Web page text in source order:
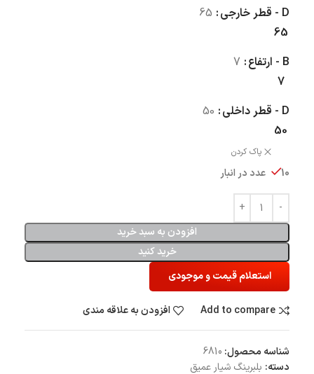
D - قطر خارجی
65
65
B - ارتفاع
7
7
D - قطر داخلی
50
50
پاک کردن
10 عدد در انبار
افزودن به سبد خرید
خرید کنید
استعلام قیمت و موجودی
Add to compare افزودن به علاقه مندی
شناسه محصول: 6810
دسته: بلبرینگ شیار عمیق